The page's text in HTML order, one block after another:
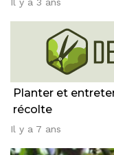
Planter et
récolte
Il y a 7 ans